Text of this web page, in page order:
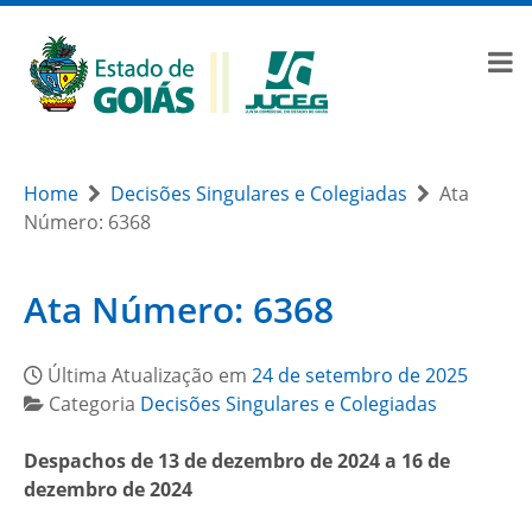
Home Decisões Singulares e Colegiadas
Ata
Número: 6368
Ata Número: 6368
Última Atualização em 24 de setembro de 2025
Categoria Decisões Singulares e Colegiadas
Despachos de 13 de dezembro de 2024 a 16 de
dezembro de 2024